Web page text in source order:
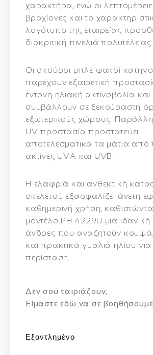
χαρακτήρα, ενώ οι
βραχίονες και το
λογότυπο της εταιρείας
διακριτική πινελιά πολυτέλειας.
Οι σκούροι μπλε φακοί
παρέχουν εξαιρετική
έντονη ηλιακή ακτινοβολία και
συμβάλλουν σε ξεκούραστη
εξωτερικούς χώρους.
UV προστασία προστατεύει
αποτελεσματικά τα μάτια από
ακτίνες UVA και UVB.
Η ελαφριά και ανθεκτική
σκελετού εξασφαλίζει άνετη
καθημερινή χρήση,
μοντέλο PH 4229U μια ιδανική
άνδρες που αναζητούν κομψά,
και πρακτικά γυαλιά ηλίου
περίσταση
Δεν σου ταιριάζουν;
Eίμαστε εδώ να σε
Εξαντλημένο